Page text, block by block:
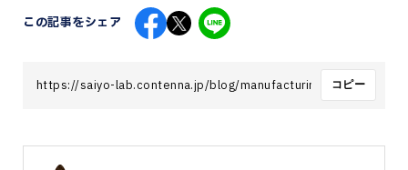
この記事をシェア
https://saiyo-lab.contenna.jp/blog/manufacturing-hiring-
コピー